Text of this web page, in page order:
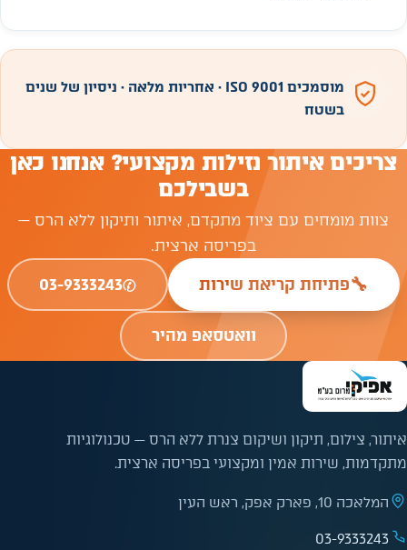
מוסמכים ISO 9001 · אחריות מלאה · ניסיון של שנים
בשטח
צריכים איתור נזילות מקצועי? אנחנו כאן
בשבילכם
צוות מומחים עם ציוד מתקדם, איתור ותיקון ללא הרס —
בפריסה ארצית.
🔧פתיחת קריאת שירות ✆
03-9333243
וואטסאפ מהיר
איתור, צילום, תיקון ושיקום צנרת ללא הרס — טכנולוגיות
מתקדמות, שירות אמין ומקצועי בפריסה ארצית.
המלאכה 10, פארק אפק, ראש העין
03-9333243